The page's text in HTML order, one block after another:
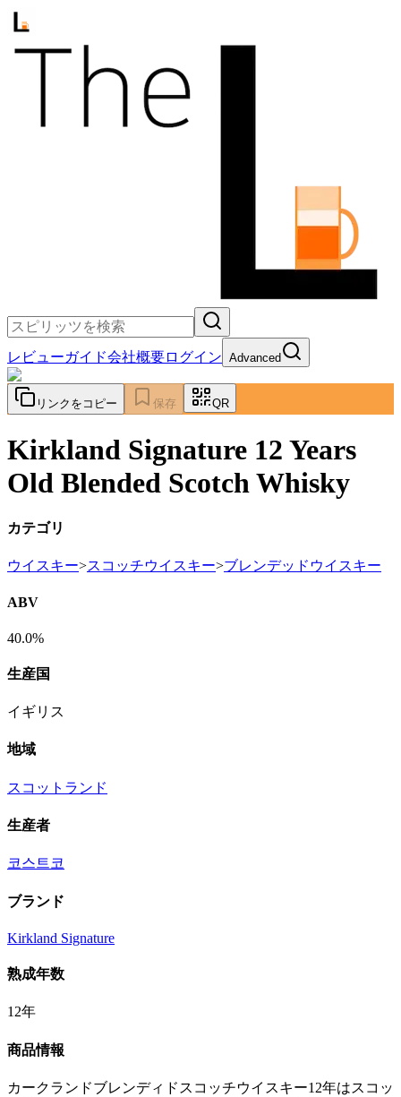
レビューガイド会社概要ログイン Advanced
リンクをコピー 保存 QR
Kirkland Signature 12 Years
Old Blended Scotch Whisky
カテゴリ
ウイスキー>スコッチウイスキー>ブレンデッドウイスキー
ABV
40.0%
生産国
イギリス
地域
スコットランド
生産者
코스트코
ブランド
Kirkland Signature
熟成年数
12年
商品情報
カークランドブレンディドスコッチウイスキー12年はスコッ